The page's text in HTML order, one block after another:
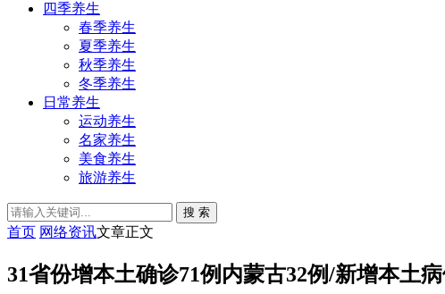
四季养生
春季养生
夏季养生
秋季养生
冬季养生
日常养生
运动养生
名家养生
美食养生
旅游养生
搜 索
首页 网络资讯文章正文
31省份增本土确诊71例内蒙古32例/新增本土